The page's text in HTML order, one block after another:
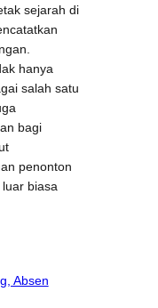
sejarah di
hanya
salah satu
bagi
penonton
biasa